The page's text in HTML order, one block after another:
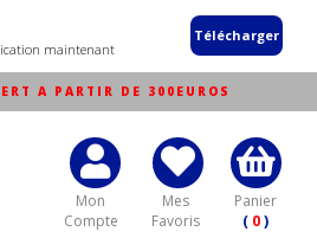
maintenant
Télécharger
A PARTIR DE 300EUROS
Mon
Compte
Mes
Favoris
Panier
( 0)